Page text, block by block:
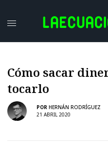
Cómo sacar
tocarlo
POR HERNÁN RODRÍGUEZ
21 ABRIL 2020